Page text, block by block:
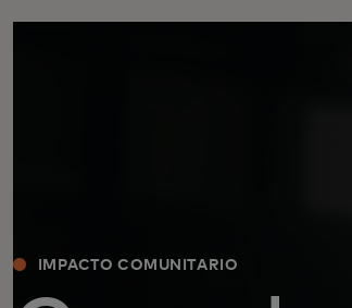
IMPACTO COMUNITARIO